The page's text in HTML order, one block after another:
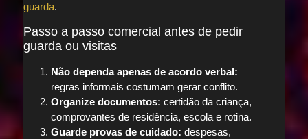
guarda.
Passo a passo comercial antes de pedir
guarda ou visitas
Não dependa apenas de acordo verbal:
regras informais costumam gerar conflito.
Organize documentos: certidão da criança,
comprovantes de residência, escola e rotina.
Guarde provas de cuidado: despesas,